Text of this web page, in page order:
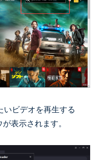
いビデオを再生する
表示されます。